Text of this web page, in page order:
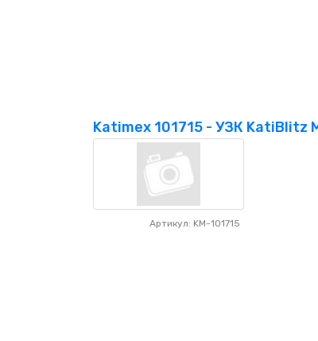
Katimex 101715 - УЗК KatiBlitz
Артикул: KM-101715